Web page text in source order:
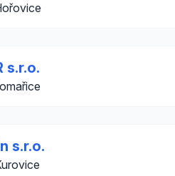
s.r.o.
s.r.o.